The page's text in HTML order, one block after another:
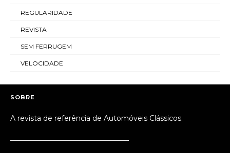
REGULARIDADE
REVISTA
SEM FERRUGEM
VELOCIDADE
SOBRE
A revista de referência de Automóveis Clássicos.